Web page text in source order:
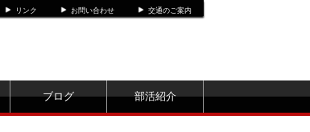
リンク お問い合わせ 交通のご案内
ブログ 部活紹介